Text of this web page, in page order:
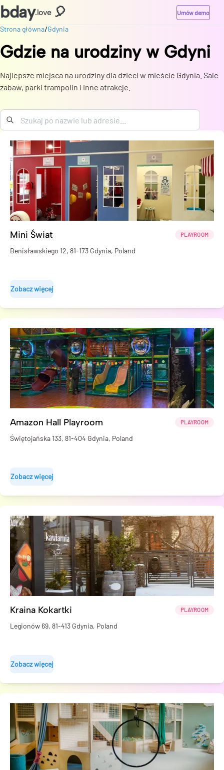
bday.love 🎈 Umów demo
Strona główna/Gdynia
Gdzie na urodziny w Gdyni
Najlepsze miejsca na urodziny dla dzieci w mieście Gdynia. Sale
zabaw, parki trampolin i inne atrakcje.
Mini Świat PLAYROOM
Benisławskiego 12, 81-173 Gdynia, Poland
Zobacz więcej
Amazon Hall Playroom PLAYROOM
Świętojańska 133, 81-404 Gdynia, Poland
Zobacz więcej
Kraina Kokartki PLAYROOM
Legionów 69, 81-413 Gdynia, Poland
Zobacz więcej